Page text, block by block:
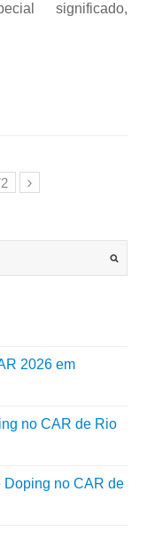
significado,
2026 em
no CAR de Rio
no CAR de